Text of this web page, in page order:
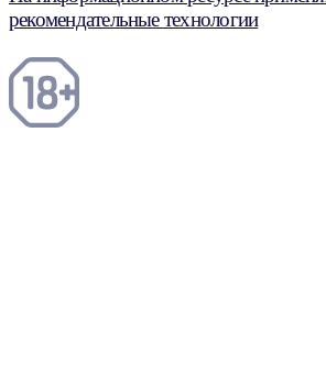
рекомендательные технологии